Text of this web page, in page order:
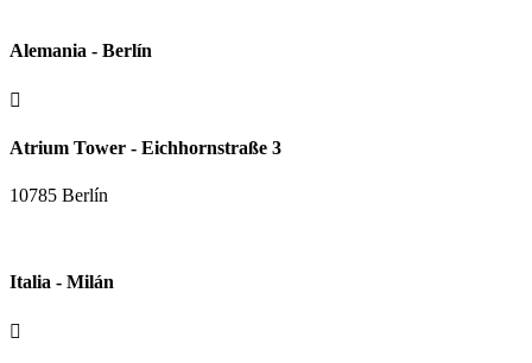
Alemania - Berlín

Atrium Tower - Eichhornstraße 3
10785 Berlín
Italia - Milán
